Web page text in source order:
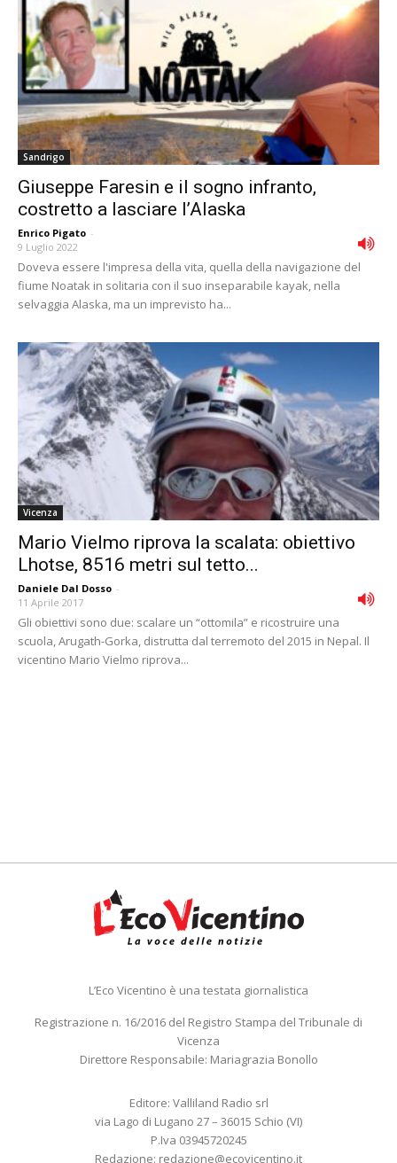
Sandrigo
Giuseppe Faresin e il sogno infranto,
costretto a lasciare l’Alaska
Enrico Pigato -
9 Luglio 2022
Doveva essere l'impresa della vita, quella della navigazione del
fiume Noatak in solitaria con il suo inseparabile kayak, nella
selvaggia Alaska, ma un imprevisto ha...
Vicenza
Mario Vielmo riprova la scalata: obiettivo
Lhotse, 8516 metri sul tetto...
Daniele Dal Dosso -
11 Aprile 2017
Gli obiettivi sono due: scalare un “ottomila” e ricostruire una
scuola, Arugath-Gorka, distrutta dal terremoto del 2015 in Nepal. Il
vicentino Mario Vielmo riprova...
L’Eco Vicentino è una testata giornalistica
Registrazione n. 16/2016 del Registro Stampa del Tribunale di
Vicenza
Direttore Responsabile: Mariagrazia Bonollo
Editore: Valliland Radio srl
via Lago di Lugano 27 – 36015 Schio (VI)
P.Iva 03945720245
Redazione: redazione@ecovicentino.it